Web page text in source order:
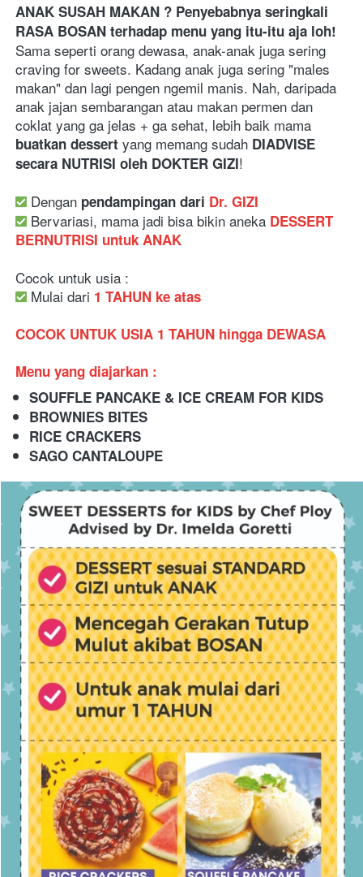
ANAK SUSAH MAKAN ? Penyebabnya seringkali
RASA BOSAN terhadap menu yang itu-itu aja loh!
Sama seperti orang dewasa, anak-anak juga sering
craving for sweets. Kadang anak juga sering "males
makan" dan lagi pengen ngemil manis. Nah, daripada
anak jajan sembarangan atau makan permen dan
buatkan dessert yang memang sudah DIADVISE
secara NUTRISI oleh DOKTER GIZI!
Dengan pendampingan dari Dr. GIZI
Bervariasi, mama jadi bisa bikin aneka DESSERT
BERNUTRISI untuk ANAK
Cocok untuk usia :
Mulai dari 1 TAHUN ke atas
COCOK UNTUK USIA 1 TAHUN hingga DEWASA
Menu yang diajarkan :
SOUFFLE PANCAKE & ICE CREAM FOR KIDS
BROWNIES BITES
RICE CRACKERS
SAGO CANTALOUPE